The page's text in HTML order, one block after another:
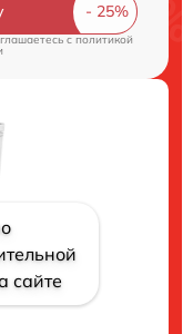
c политикой
сайте